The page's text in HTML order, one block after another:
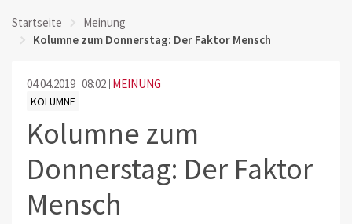
Startseite
Meinung
Kolumne zum Donnerstag: Der Faktor Mensch
04.04.2019 08:02 MEINUNG
KOLUMNE
Kolumne zum
Donnerstag: Der Faktor
Mensch